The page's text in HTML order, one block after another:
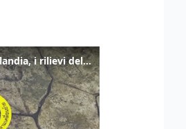
Sparatoria in una scuola in Thailandia, i rilievi della polizia